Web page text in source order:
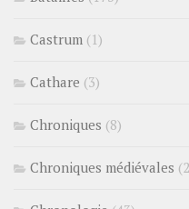
Castrum (1)
Cathare (3)
Chroniques (8)
Chroniques médiévales